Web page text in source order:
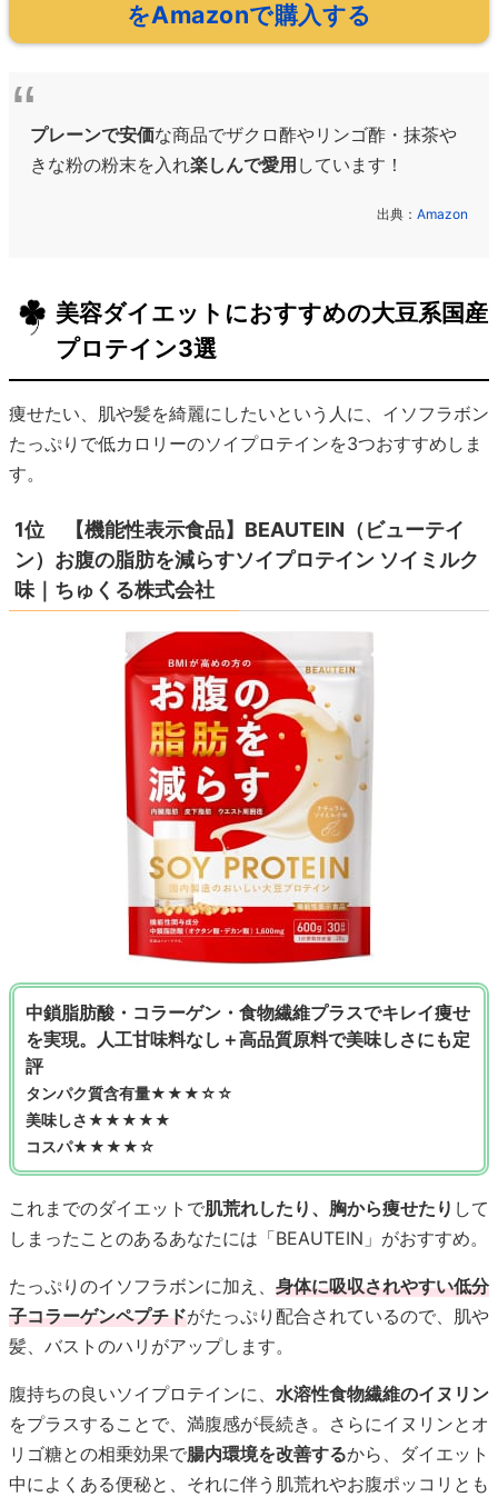
をAmazonで購入する
プレーンで安価な商品でザクロ酢やリンゴ酢・抹茶や
きな粉の粉末を入れ楽しんで愛用 しています！
出典： Amazon
美容ダイエットにおすすめの大豆系国産
プロテイン3選
痩せたい、肌や髪を綺麗にしたいという人に、イソフラボン
たっぷりで低カロリーのソイプロテインを3つおすすめしま
す。
1位 【機能性表示食品】BEAUTEIN（ビューテイ
ン）お腹の脂肪を減らすソイプロテイン ソイミルク
味｜ちゅくる株式会社
中鎖脂肪酸・コラーゲン・食物繊維プラスでキレイ痩せ
を実現。人工甘味料なし＋高品質原料で美味しさにも定
評
タンパク質含有量★★★☆☆
美味しさ★★★★★
コスパ★★★★☆
これまでのダイエットで肌荒れしたり、胸から痩せたり して
しまったことのあるあなたには「BEAUTEIN」がおすすめ。
たっぷりのイソフラボンに加え、 身体に吸収されやすい低分
子コラーゲンペプチドがたっぷり配合されているので、肌や
髪、バストのハリがアップします。
腹持ちの良いソイプロテインに、 水溶性食物繊維のイヌリン
をプラスすることで、満腹感が長続き。さらにイヌリンとオ
リゴ糖との相乗効果で腸内環境を改善するから、ダイエット
中によくある便秘と、それに伴う肌荒れやお腹ポッコリとも